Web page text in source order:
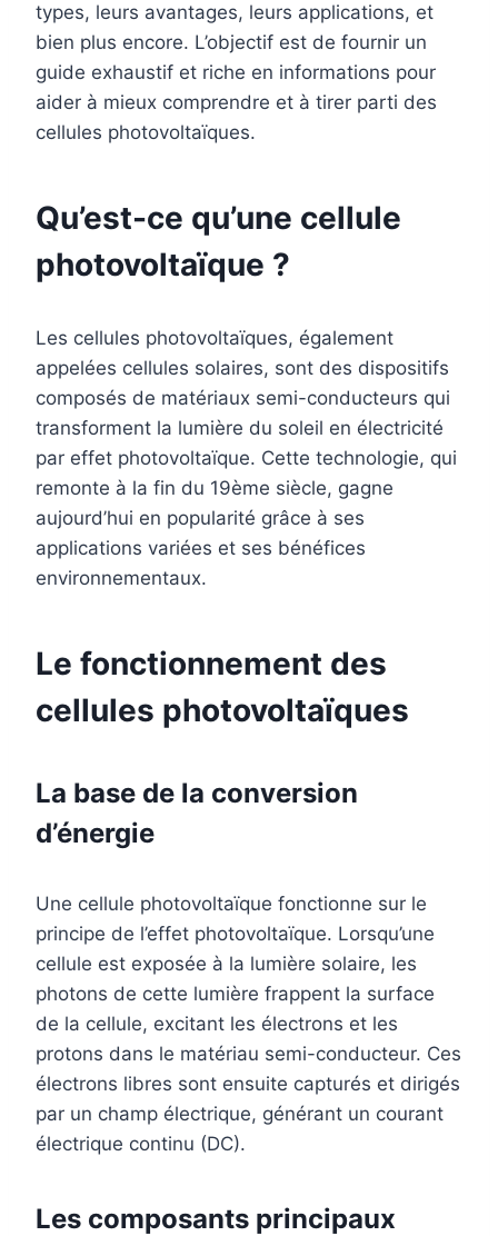
types, leurs avantages, leurs applications, et
bien plus encore. L’objectif est de fournir un
guide exhaustif et riche en informations pour
aider à mieux comprendre et à tirer parti des
cellules photovoltaïques.
Qu’est-ce qu’une cellule
photovoltaïque ?
Les cellules photovoltaïques, également
appelées cellules solaires, sont des dispositifs
composés de matériaux semi-conducteurs qui
transforment la lumière du soleil en électricité
par effet photovoltaïque. Cette technologie, qui
remonte à la fin du 19ème siècle, gagne
aujourd’hui en popularité grâce à ses
applications variées et ses bénéfices
environnementaux.
Le fonctionnement des
cellules photovoltaïques
La base de la conversion
d’énergie
Une cellule photovoltaïque fonctionne sur le
principe de l’effet photovoltaïque. Lorsqu’une
cellule est exposée à la lumière solaire, les
photons de cette lumière frappent la surface
de la cellule, excitant les électrons et les
protons dans le matériau semi-conducteur. Ces
électrons libres sont ensuite capturés et dirigés
par un champ électrique, générant un courant
électrique continu (DC).
Les composants principaux